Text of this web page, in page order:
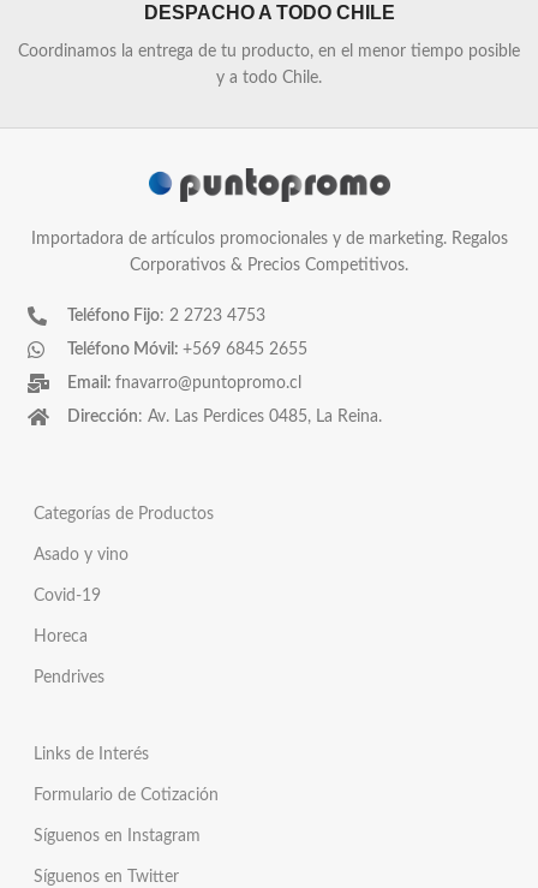
DESPACHO A TODO CHILE
Coordinamos la entrega de tu producto, en el menor tiempo posible
y a todo Chile.
Importadora de artículos promocionales y de marketing. Regalos
Corporativos & Precios Competitivos.
Teléfono Fijo: 2 2723 4753
Teléfono Móvil: +569 6845 2655
Email: fnavarro@puntopromo.cl
Dirección: Av. Las Perdices 0485, La Reina.
Categorías de Productos
Asado y vino
Covid-19
Horeca
Pendrives
Links de Interés
Formulario de Cotización
Síguenos en Instagram
Síguenos en Twitter